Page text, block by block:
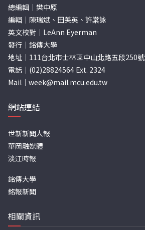
總編輯｜樊中原
編輯｜陳瑞斌、田美英、許棠詠
英文校對｜LeAnn Eyerman
發行｜銘傳大學
地址｜111台北市士林區中山北路五段250號
電話｜(02)28824564 Ext. 2324
Mail｜ week@mail.mcu.edu.tw
網站連結
世新新聞人報
華岡融媒體
淡江時報
銘傳大學
銘報新聞
相關資訊